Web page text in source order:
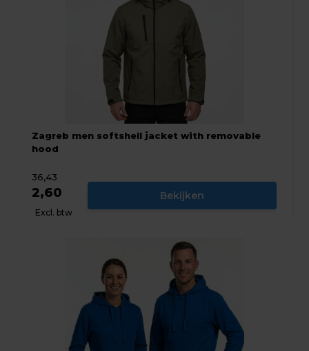
Zagreb men softshell jacket with removable
hood
36,43
2,60
Excl. btw
Bekijken